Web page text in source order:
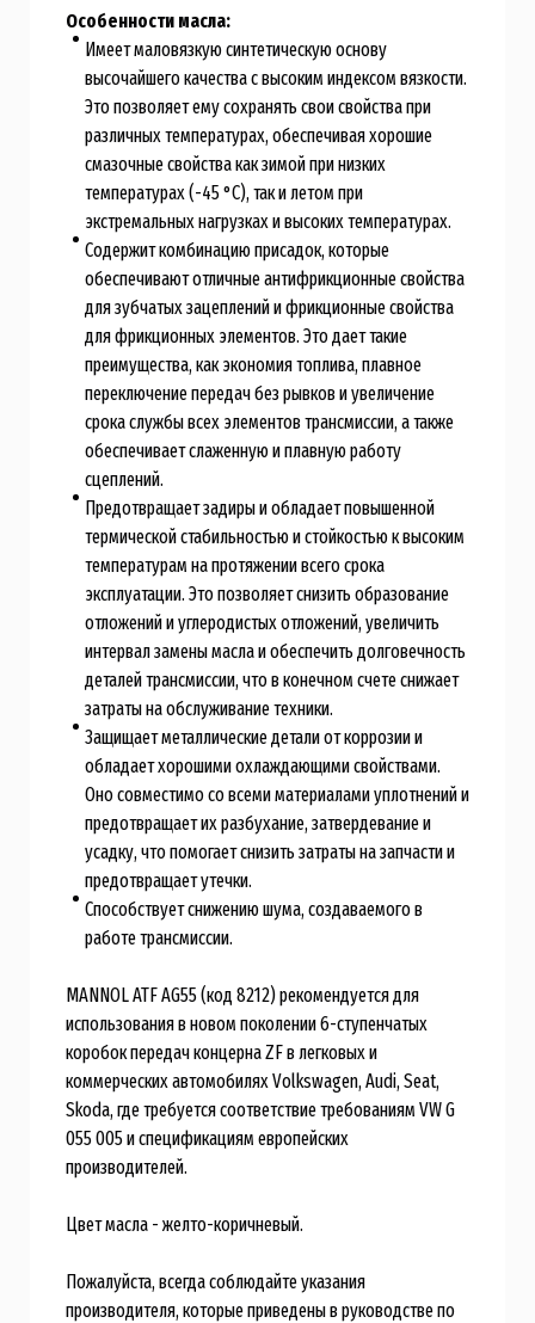
Особенности масла:
Имеет маловязкую синтетическую основу
высочайшего качества с высоким индексом вязкости.
Это позволяет ему сохранять свои свойства при
различных температурах, обеспечивая хорошие
смазочные свойства как зимой при низких
температурах (-45 °C), так и летом при
экстремальных нагрузках и высоких температурах.
Содержит комбинацию присадок, которые
обеспечивают отличные антифрикционные свойства
для зубчатых зацеплений и фрикционные свойства
для фрикционных элементов. Это дает такие
преимущества, как экономия топлива, плавное
переключение передач без рывков и увеличение
срока службы всех элементов трансмиссии, а также
обеспечивает слаженную и плавную работу
сцеплений.
Предотвращает задиры и обладает повышенной
термической стабильностью и стойкостью к высоким
температурам на протяжении всего срока
эксплуатации. Это позволяет снизить образование
отложений и углеродистых отложений, увеличить
интервал замены масла и обеспечить долговечность
деталей трансмиссии, что в конечном счете снижает
затраты на обслуживание техники.
Защищает металлические детали от коррозии и
обладает хорошими охлаждающими свойствами.
Оно совместимо со всеми материалами уплотнений и
предотвращает их разбухание, затвердевание и
усадку, что помогает снизить затраты на запчасти и
предотвращает утечки.
Способствует снижению шума, создаваемого в
работе трансмиссии.
MANNOL ATF AG55 (код 8212) рекомендуется для
использования в новом поколении 6-ступенчатых
коробок передач концерна ZF в легковых и
коммерческих автомобилях Volkswagen, Audi, Seat,
Skoda, где требуется соответствие требованиям VW G
055 005 и спецификациям европейских
производителей.
Цвет масла - желто-коричневый.
Пожалуйста, всегда соблюдайте указания
производителя, которые приведены в руководстве по